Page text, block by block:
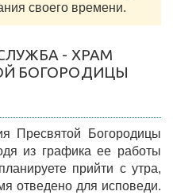
своего времени.
- ХРАМ
БОГОРОДИЦЫ
Пресвятой Богородицы
из графика ее работы
прийти с утра,
отведено для исповеди.